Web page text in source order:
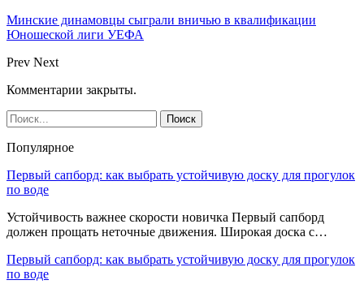
Минские динамовцы сыграли вничью в квалификации
Юношеской лиги УЕФА
Prev Next
Комментарии закрыты.
Популярное
Первый сапборд: как выбрать устойчивую доску для прогулок
по воде
Устойчивость важнее скорости новичка Первый сапборд
должен прощать неточные движения. Широкая доска с…
Первый сапборд: как выбрать устойчивую доску для прогулок
по воде